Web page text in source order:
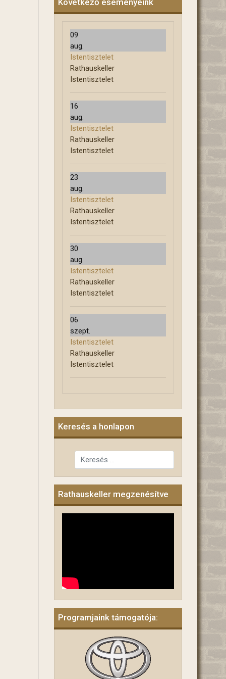
Következő eseményeink
09
aug.
Istentisztelet
Rathauskeller
Istentisztelet
16
aug.
Istentisztelet
Rathauskeller
Istentisztelet
23
aug.
Istentisztelet
Rathauskeller
Istentisztelet
30
aug.
Istentisztelet
Rathauskeller
Istentisztelet
06
szept.
Istentisztelet
Rathauskeller
Istentisztelet
Keresés a honlapon
Keresés...
Rathauskeller megzenésítve
Programjaink támogatója: